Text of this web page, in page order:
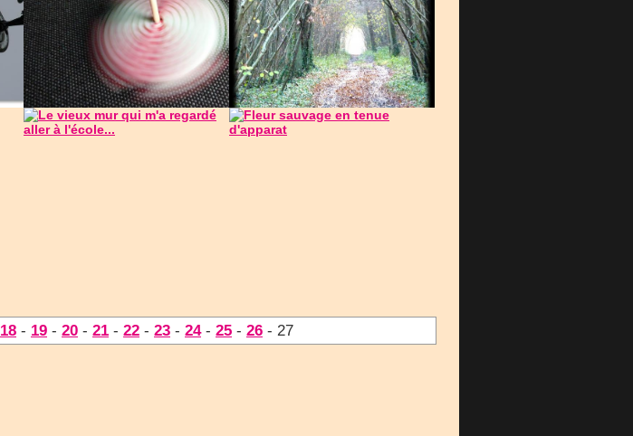
18 - 19 - 20 - 21 - 22 - 23 - 24- 25 - 26 - 27